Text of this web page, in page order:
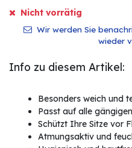
Nicht vorrätig
Wir werden Sie
wieder
Info zu diesem Artikel:
Besonders weich und
Passt auf alle
Schützt Ihre Sitze vor
Atmungsaktiv und